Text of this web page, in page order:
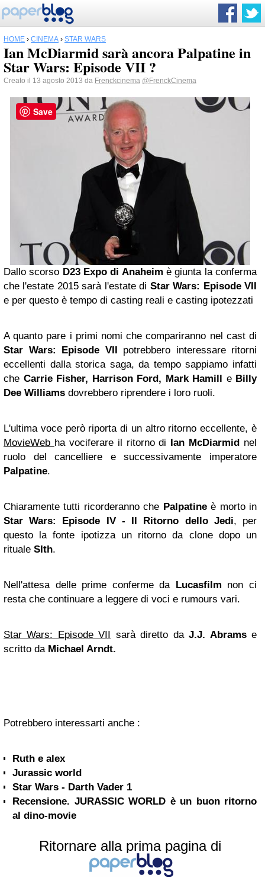
HOME › CINEMA › STAR WARS
Ian McDiarmid sarà ancora Palpatine in
Star Wars: Episode VII ?
Creato il 13 agosto 2013 da Frenckcinema @FrenckCinema
Dallo scorso D23 Expo di Anaheim è giunta la conferma
che l'estate 2015 sarà l'estate di Star Wars: Episode VII
e per questo è tempo di casting reali e casting ipotezzati
A quanto pare i primi nomi che compariranno nel cast di
Star Wars: Episode VII potrebbero interessare ritorni
eccellenti dalla storica saga, da tempo sappiamo infatti
che Carrie Fisher, Harrison Ford, Mark Hamill e Billy
Dee Williams dovrebbero riprendere i loro ruoli.
L'ultima voce però riporta di un altro ritorno eccellente, è
MovieWeb ha vociferare il ritorno di Ian McDiarmid nel
ruolo del cancelliere e successivamente imperatore
Palpatine.
Chiaramente tutti ricorderanno che Palpatineè morto in
Star Wars: Episode IV - Il Ritorno dello Jedi, per
questo la fonte ipotizza un ritorno da clone dopo un
rituale SIth.
Nell'attesa delle prime conferme da Lucasfilm non ci
resta che continuare a leggere di voci e rumours vari.
Star Wars: Episode VII sarà diretto daJ.J. Abramse
scritto da Michael Arndt.
Potrebbero interessarti anche :
Ruth e alex
Jurassic world
Star Wars - Darth Vader 1
Recensione. JURASSIC WORLD è un buon ritorno
al dino-movie
Ritornare alla prima pagina di
Save